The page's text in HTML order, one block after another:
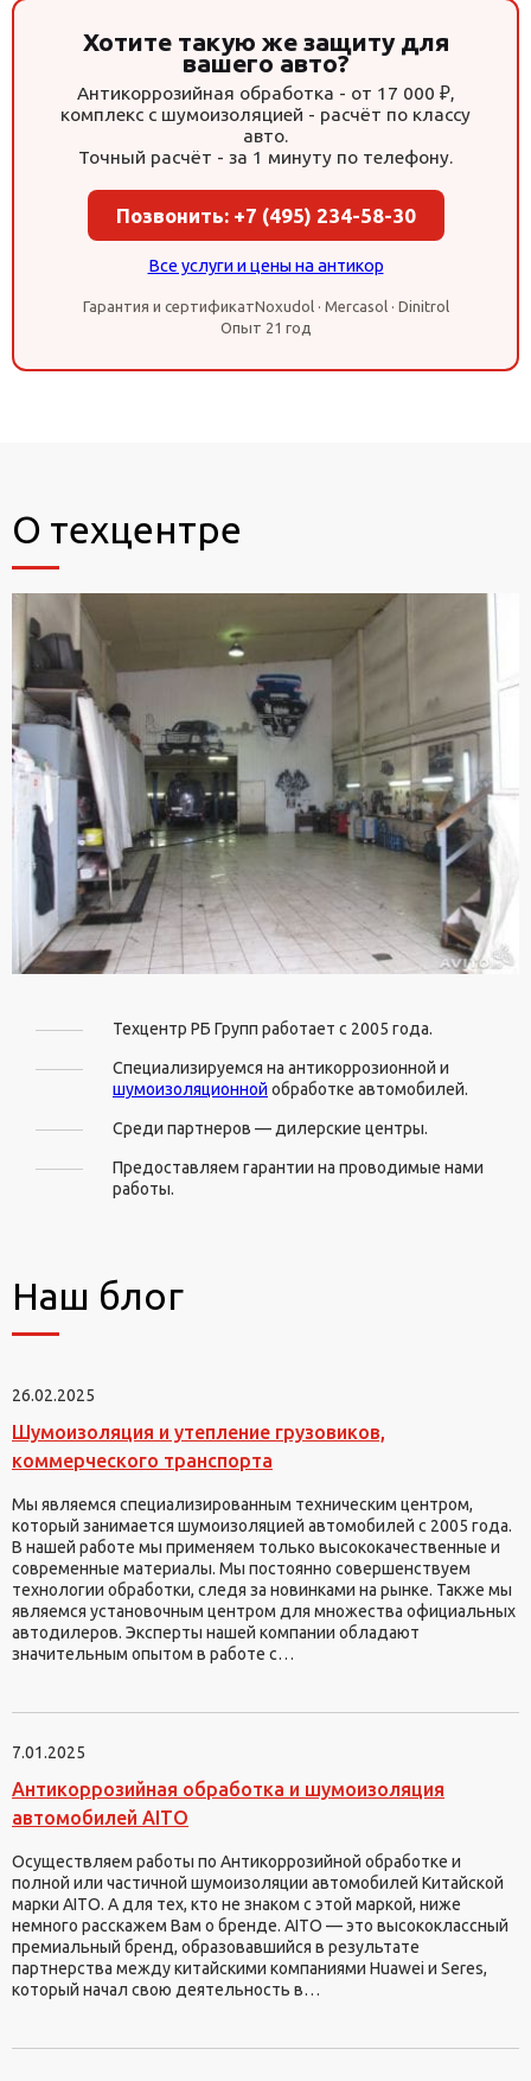
Хотите такую же защиту для
вашего авто?
Антикоррозийная обработка - от 17 000 ₽,
комплекс с шумоизоляцией - расчёт по классу
авто.
Точный расчёт - за 1 минуту по телефону.
Позвонить: +7 (495) 234-58-30
Все услуги и цены на антикор
Гарантия и сертификатNoxudol · Mercasol · Dinitrol
Опыт 21 год
О техцентре
Техцентр РБ Групп работает с 2005 года.
Специализируемся на антикоррозионной и
шумоизоляционной обработке автомобилей.
Среди партнеров — дилерские центры.
Предоставляем гарантии на проводимые нами
работы.
Наш блог
26.02.2025
Шумоизоляция и утепление грузовиков,
коммерческого транспорта
Мы являемся специализированным техническим центром,
который занимается шумоизоляцией автомобилей с 2005 года.
В нашей работе мы применяем только высококачественные и
современные материалы. Мы постоянно совершенствуем
технологии обработки, следя за новинками на рынке. Также мы
являемся установочным центром для множества официальных
автодилеров. Эксперты нашей компании обладают
значительным опытом в работе с…
7.01.2025
Антикоррозийная обработка и шумоизоляция
автомобилей AITO
Осуществляем работы по Антикоррозийной обработке и
полной или частичной шумоизоляции автомобилей Китайской
марки AITO. А для тех, кто не знаком с этой маркой, ниже
немного расскажем Вам о бренде. AITO — это высококлассный
премиальный бренд, образовавшийся в результате
партнерства между китайскими компаниями Huawei и Seres,
который начал свою деятельность в…